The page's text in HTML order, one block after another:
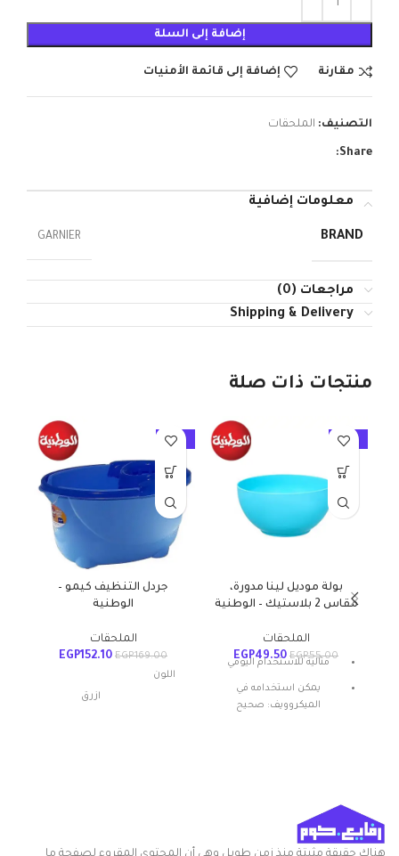
إضافة إلى السلة
مقارنة إضافة إلى قائمة الأمنيات
التصنيف: الملحقات
Share:
معلومات إضافية
BRAND
GARNIER
مراجعات (0)
Shipping & Delivery
منتجات ذات صلة
-10%
بولة موديل لينا مدورة،
مقاس 2 بلاستيك – الوطنية
الملحقات
EGP55.00
EGP49.50
مثالية للاستخدام اليومي
يمكن استخدامه في
الميكروويف: صحيح
-10%
جردل التنظيف كيمو –
الوطنية
الملحقات
EGP169.00
EGP152.10
اللون
ازرق